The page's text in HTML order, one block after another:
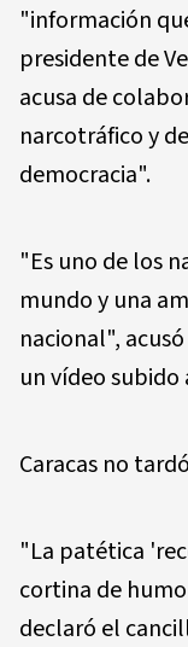
"información
presidente de
acusa de
narcotráfico y
democracia".
"Es uno de los
mundo y una
nacional",
un vídeo subido
Caracas no
"La patética
cortina de
declaró el